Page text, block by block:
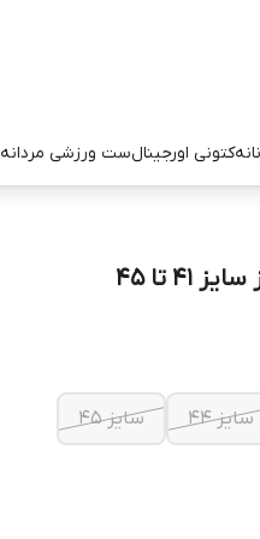
کتونی اورجینالست ورزشی مردانه
سایز ۴۴
سایز ۴۵